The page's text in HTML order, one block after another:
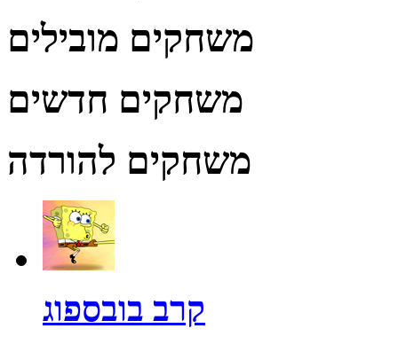
משחקים מובילים
משחקים חדשים
משחקים להורדה
קרב בובספוג